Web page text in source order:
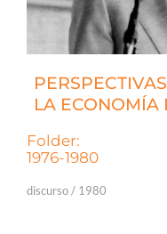
LA ECONOMÍA
Folder:
1976-1980
discurso / 1980